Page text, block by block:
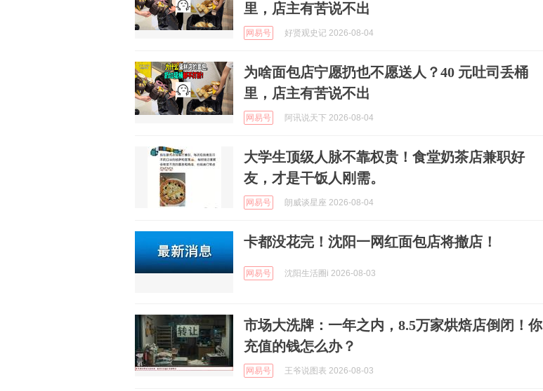
里，店主有苦说不出
网易号 好贤观史记 2026-08-04
为啥面包店宁愿扔也不愿送人？40 元吐司丢桶
里，店主有苦说不出
网易号 阿讯说天下 2026-08-04
大学生顶级人脉不靠权贵！食堂奶茶店兼职好
友，才是干饭人刚需。
网易号 朗威谈星座 2026-08-04
卡都没花完！沈阳一网红面包店将撤店！
网易号 沈阳生活圈i 2026-08-03
市场大洗牌：一年之内，8.5万家烘焙店倒闭！你
充值的钱怎么办？
网易号 王爷说图表 2026-08-03